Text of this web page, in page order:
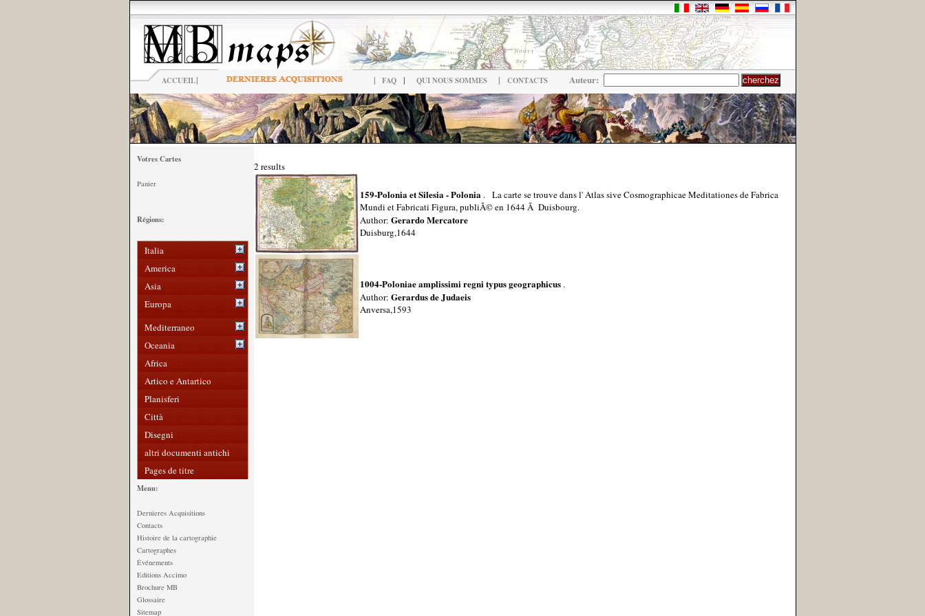
ACCUEIL| | FAQ | QUI NOUS SOMMES | CONTACTS Auteur:
Votres Cartes
Panier
Régions:
Italia
America
Asia
Europa
Mediterraneo
Oceania
Africa
Artico e Antartico
Planisferi
Città
Disegni
altri documenti antichi
Pages de titre
Menu:
Dernieres Acquisitions
Contacts
Histoire de la cartographie
Cartographes
Événements
Editions Accimo
Brochure MB
Glossaire
Sitemap
2 results
159-Polonia et Silesia - Polonia . La carte se trouve dans l' Atlas sive Cosmographicae Meditationes de Fabrica
Mundi et Fabricati Figura, publiÃ© en 1644 Ã Duisbourg.
Author: Gerardo Mercatore
Duisburg,1644
1004-Poloniae amplissimi regni typus geographicus.
Author: Gerardus de Judaeis
Anversa,1593